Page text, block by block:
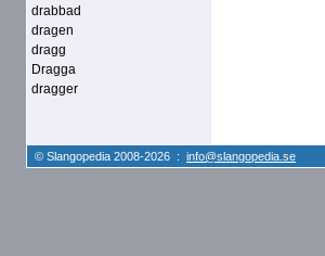
drabbad
dragen
dragg
Dragga
dragger
© Slangopedia 2008-2026 : info@slangopedia.se